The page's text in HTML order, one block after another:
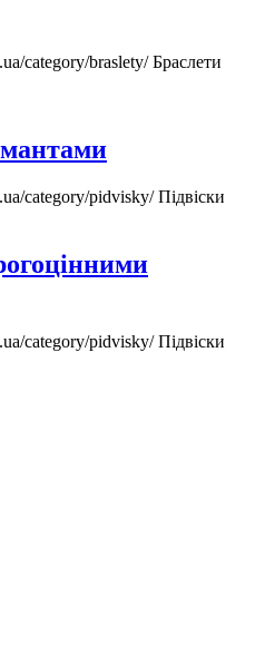
category/braslety/Браслети
category/pidvisky/Підвіски
category/pidvisky/Підвіски